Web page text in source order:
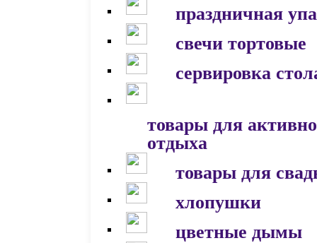
праздничная
свечи тортовые
сервировка
товары для
отдыха
товары для
хлопушки
цветные дымы